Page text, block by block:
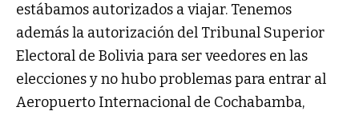
estábamos autorizados a viajar. Tenemos
además la autorización del Tribunal Superior
Electoral de Bolivia para ser veedores en las
elecciones y no hubo problemas para entrar al
Aeropuerto Internacional de Cochabamba,